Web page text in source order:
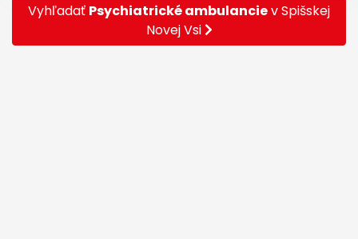
Vyhľadať Psychiatrické ambulanciev Spišskej
Novej Vsi